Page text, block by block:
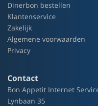
Dinerbon bestellen
Klantenservice
Zakelijk
Algemene voorwaarden
Privacy
Contact
Bon Appetit Internet
Lynbaan 35